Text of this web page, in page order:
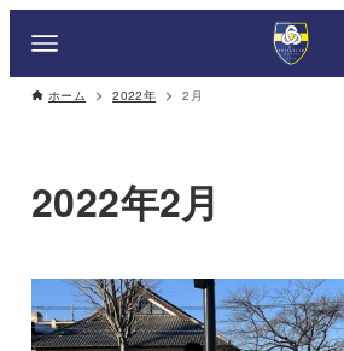
ホーム 2022年 2月
2022年2月